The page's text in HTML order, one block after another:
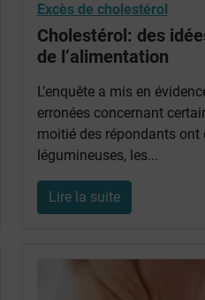
Excès de cholestérol
Cholestérol: des
de l’alimentation
L’enquête a mis en
erronées concernant
moitié des répondants
légumineuses, les...
Lire la suite